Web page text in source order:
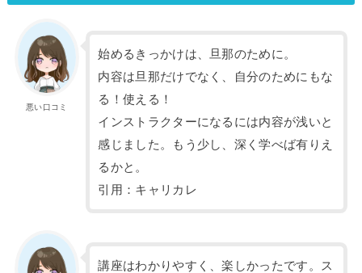
悪い口コミ
始めるきっかけは、旦那のために。
内容は旦那だけでなく、自分のためにもな
る！使える！
インストラクターになるには内容が浅いと
感じました。もう少し、深く学べば有りえ
るかと。
引用：キャリカレ
講座はわかりやすく、楽しかったです。ス